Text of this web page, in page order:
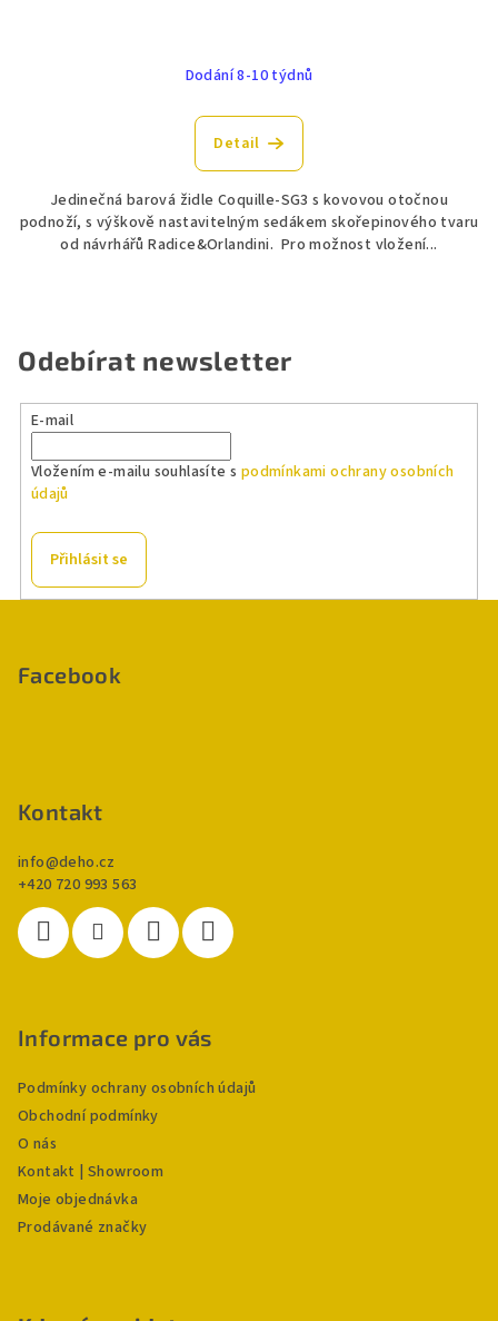
Dodání 8-10 týdnů
Detail
Jedinečná barová židle Coquille-SG3 s kovovou otočnou
podnoží, s výškově nastavitelným sedákem skořepinového tvaru
od návrhářů Radice&Orlandini. Pro možnost vložení...
Odebírat newsletter
E-mail
Vložením e-mailu souhlasíte s podmínkami ochrany osobních
údajů
Přihlásit se
Facebook
Kontakt
info@deho.cz
+420 720 993 563
Informace pro vás
Podmínky ochrany osobních údajů
Obchodní podmínky
O nás
Kontakt | Showroom
Moje objednávka
Prodávané značky